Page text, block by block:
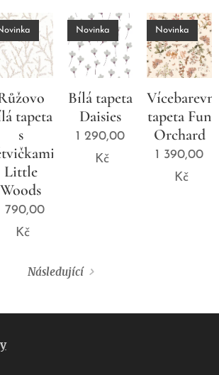
tapeta
s
Little
Woods
790,00
Kč
Bílá tapeta
Daisies
Novinka
1 290,00
Kč
tapeta Fun
Orchard
Novinka
1 390,00
Kč
Následující